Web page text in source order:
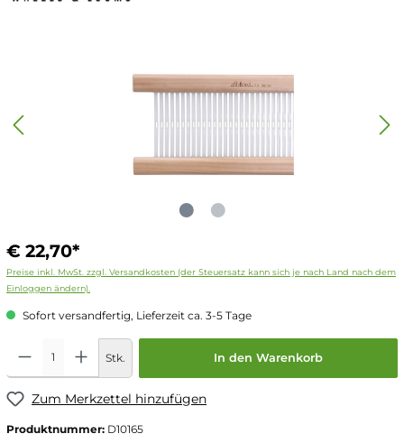
€ 22,70*
Preise inkl. MwSt. zzgl. Versandkosten (der Steuersatz kann sich je nach Land nach dem
Einloggen ändern).
Sofort versandfertig, Lieferzeit ca. 3-5 Tage
Stk. In den Warenkorb
Zum Merkzettel hinzufügen
Produktnummer: D10165